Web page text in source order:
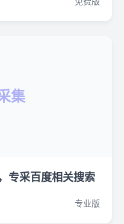
集
专采百度相关搜索
专业版